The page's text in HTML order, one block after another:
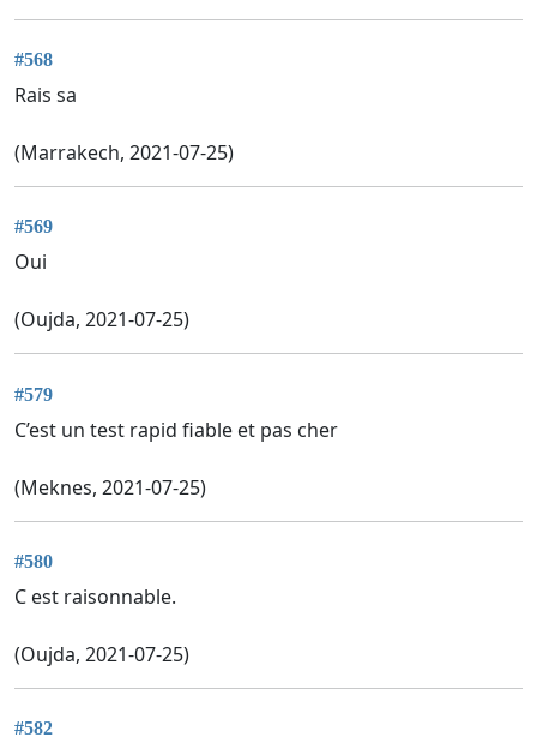
#568
Rais sa
(Marrakech, 2021-07-25)
#569
Oui
(Oujda, 2021-07-25)
#579
C’est un test rapid fiable et pas cher
(Meknes, 2021-07-25)
#580
C est raisonnable.
(Oujda, 2021-07-25)
#582